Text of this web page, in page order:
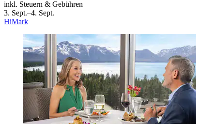
inkl. Steuern & Gebühren
3. Sept.–4. Sept.
HiMark